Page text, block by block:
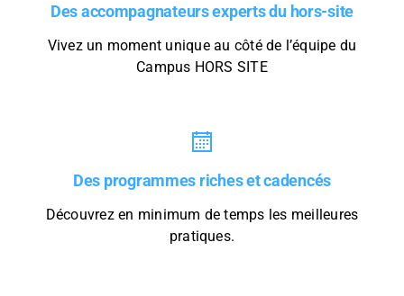
Des accompagnateurs experts du hors-site
Vivez un moment unique au côté de l’équipe du
Campus HORS SITE
Des programmes riches et cadencés
Découvrez en minimum de temps les meilleures
pratiques.